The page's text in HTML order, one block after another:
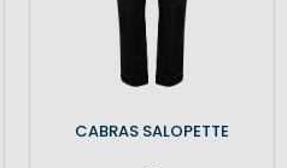
CABRAS SALOPETTE